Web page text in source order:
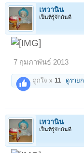
เทวานิน
เป็นที่รู้จักกันดี
7 กุมภาพันธ์ 2013
ถูกใจ x 11 ดูราย
เทวานิน
เป็นที่รู้จักกันดี